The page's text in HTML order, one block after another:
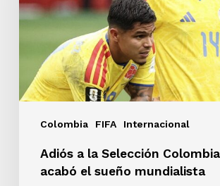
Colombia FIFA Internacional
se
sueño
mundialista
Adiós a la Selección
acabó el sueño mundialista